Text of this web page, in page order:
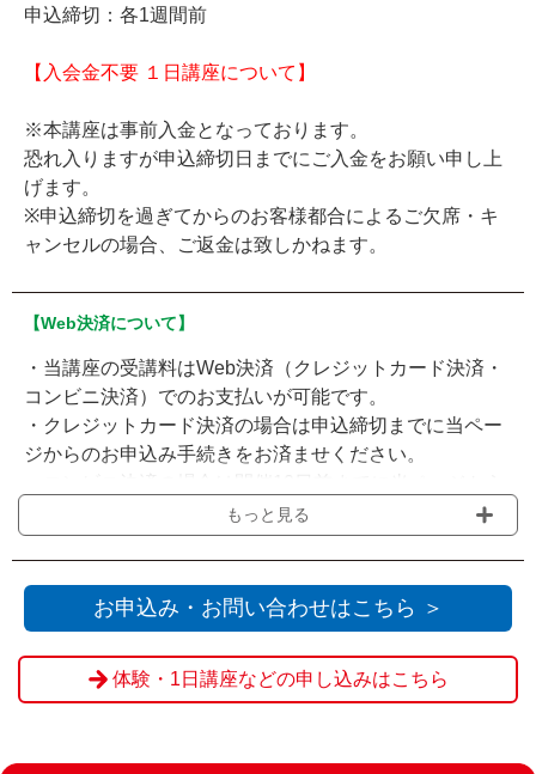
申込締切：各1週間前
【入会金不要 １日講座について】
※本講座は事前入金となっております。
恐れ入りますが申込締切日までにご入金をお願い申し上
げます。
※申込締切を過ぎてからのお客様都合によるご欠席・キ
ャンセルの場合、ご返金は致しかねます。
【Web決済について】
・当講座の受講料はWeb決済（クレジットカード決済・
コンビニ決済）でのお支払いが可能です。
・クレジットカード決済の場合は申込締切までに当ペー
ジからのお申込み手続きをお済ませください。
お申込みいただき、申込締切までに選択されたコンビニ
でのお支払いをお願いいたします。
済を利用せず送信』をクリックください。
※教材費他は当日現金にてお支払いいただきます。
※申込締切を過ぎてからのお客様都合によるご欠席・キ
もっと見る
お申込み・お問い合わせはこちら ＞
体験・1日講座などの申し込みはこちら